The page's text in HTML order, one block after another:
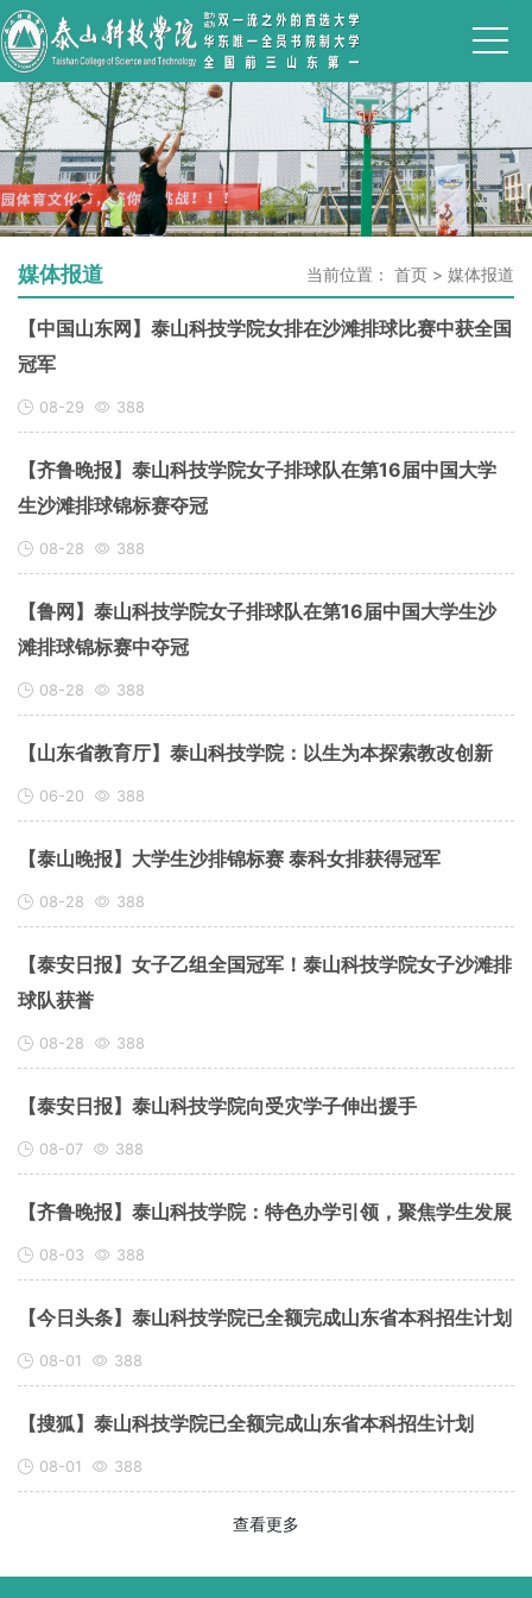
媒体报道 当前位置： 首页 > 媒体报道
【中国山东网】泰山科技学院女排在沙滩排球比赛中获全国
冠军
08-29 388
【齐鲁晚报】泰山科技学院女子排球队在第16届中国大学
生沙滩排球锦标赛夺冠
08-28 388
【鲁网】泰山科技学院女子排球队在第16届中国大学生沙
滩排球锦标赛中夺冠
08-28 388
【山东省教育厅】泰山科技学院：以生为本探索教改创新
06-20 388
【泰山晚报】大学生沙排锦标赛 泰科女排获得冠军
08-28 388
【泰安日报】女子乙组全国冠军！泰山科技学院女子沙滩排
球队获誉
08-28 388
【泰安日报】泰山科技学院向受灾学子伸出援手
08-07 388
【齐鲁晚报】泰山科技学院：特色办学引领，聚焦学生发展
08-03 388
【今日头条】泰山科技学院已全额完成山东省本科招生计划
08-01 388
【搜狐】泰山科技学院已全额完成山东省本科招生计划
08-01 388
查看更多